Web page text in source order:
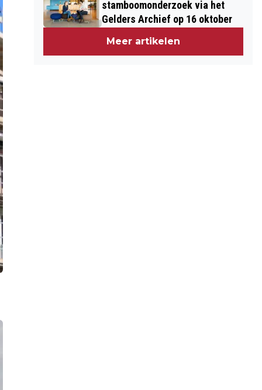
stamboomonderzoek via het
Gelders Archief op 16 oktober
Meer artikelen